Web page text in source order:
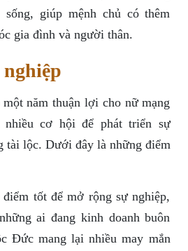
giúp mệnh chủ có thêm
gia đình và người thân.
năm thuận lợi cho nữ mạng
cơ hội để phát triển sự
tài lộc. Dưới đây là những điểm
tốt để mở rộng sự nghiệp,
ai đang kinh doanh buôn
Đức mang lại nhiều may mắn